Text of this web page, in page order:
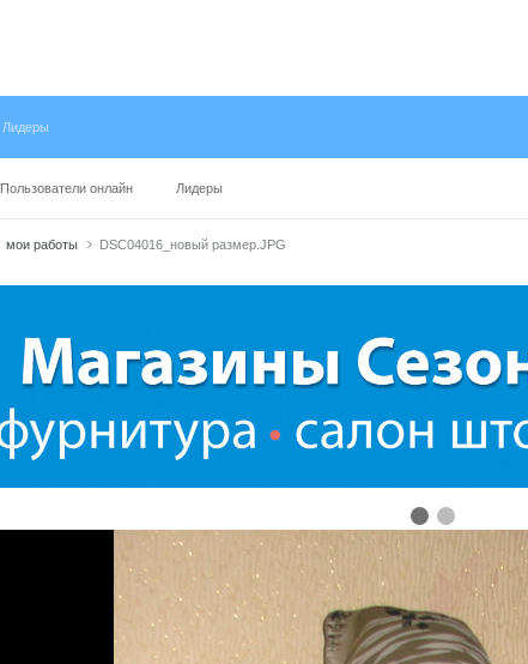
Пользователи онлайн Лидеры
Лидеры
мои работы DSC04016_новый размер.JPG